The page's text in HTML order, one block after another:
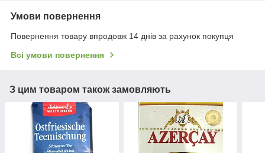
Умови повернення
Повернення товару впродовж 14 днів за рахунок покупця
Всі умови повернення
З цим товаром також замовляють